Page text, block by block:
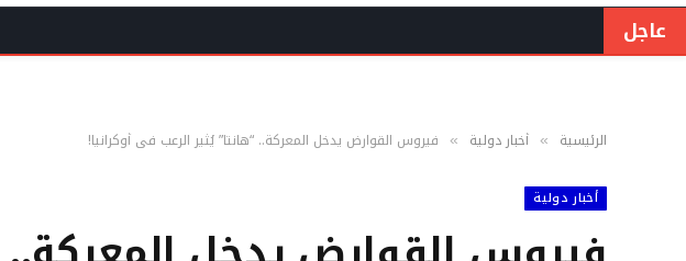
عاجل
الرئيسية » أخبار دولية » فيروس القوارض يدخل المعركة.. “هانتا” يُثير الرعب في أوكرانيا!
أخبار دولية